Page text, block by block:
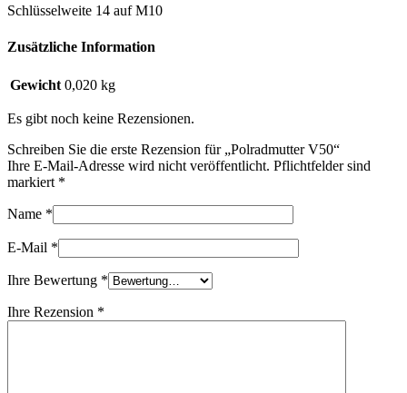
Schlüsselweite 14 auf M10
Zusätzliche Information
Gewicht 0,020 kg
Es gibt noch keine Rezensionen.
Schreiben Sie die erste Rezension für „Polradmutter V50“
Ihre E-Mail-Adresse wird nicht veröffentlicht. Pflichtfelder sind
markiert *
Name *
E-Mail *
Ihre Bewertung *
Ihre Rezension *